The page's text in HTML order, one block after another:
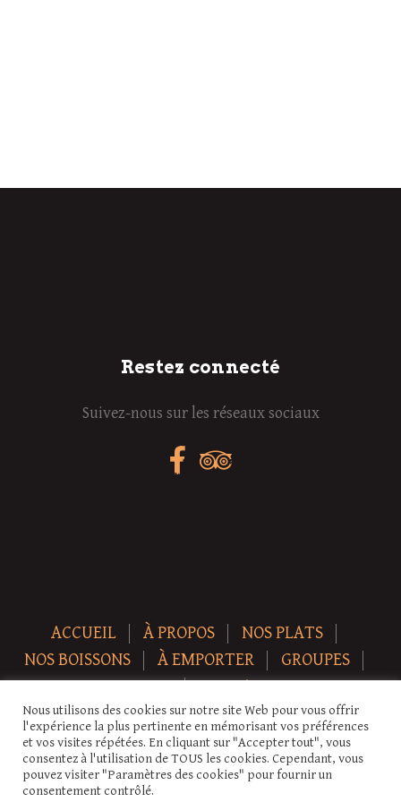
Restez connecté
Suivez-nous sur les réseaux sociaux
ACCUEIL À PROPOS
NOS PLATS
NOS BOISSONS
À EMPORTER
GROUPES
NEWS
CONTACT
Copyright © 2026 Auberge-ecurie. Tous droits réservés.
Nous utilisons des cookies sur notre site Web pour vous offrir
l'expérience la plus pertinente en mémorisant vos préférences
et vos visites répétées. En cliquant sur "Accepter tout", vous
consentez à l'utilisation de TOUS les cookies. Cependant, vous
pouvez visiter "Paramètres des cookies" pour fournir un
consentement contrôlé.